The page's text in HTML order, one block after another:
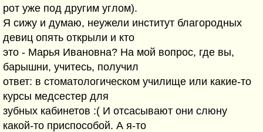
рот уже под другим углом).
Я сижу и думаю, неужели институт благородных
девиц опять открыли и кто
это - Марья Ивановна? На мой вопрос, где вы,
барышни, учитесь, получил
ответ: в стоматологическом училище или какие-то
курсы медсестер для
зубных кабинетов :( И отсасывают они слюну
какой-то приспособой. А я-то